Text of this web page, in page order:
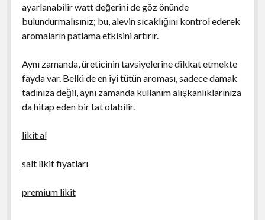
ayarlanabilir watt değerini de göz önünde
bulundurmalısınız; bu, alevin sıcaklığını kontrol ederek
aromaların patlama etkisini artırır.
Aynı zamanda, üreticinin tavsiyelerine dikkat etmekte
fayda var. Belki de en iyi tütün aroması, sadece damak
tadınıza değil, aynı zamanda kullanım alışkanlıklarınıza
da hitap eden bir tat olabilir.
likit al
salt likit fiyatları
premium likit